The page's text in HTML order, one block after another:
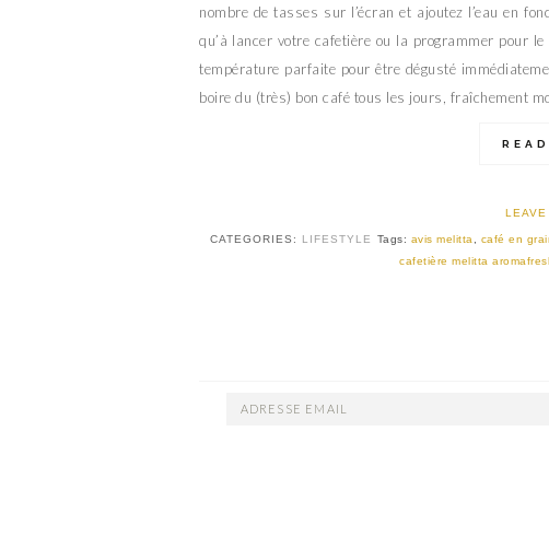
nombre de tasses sur l’écran et ajoutez l’eau en
qu’à lancer votre cafetière ou la programmer pour
température parfaite pour être dégusté
boire du (très) bon café tous les jours, fraîchement
LEAVE
CATEGORIES: LIFESTYLE Tags: avis melitta café en
cafetière melitta
ADRESSE